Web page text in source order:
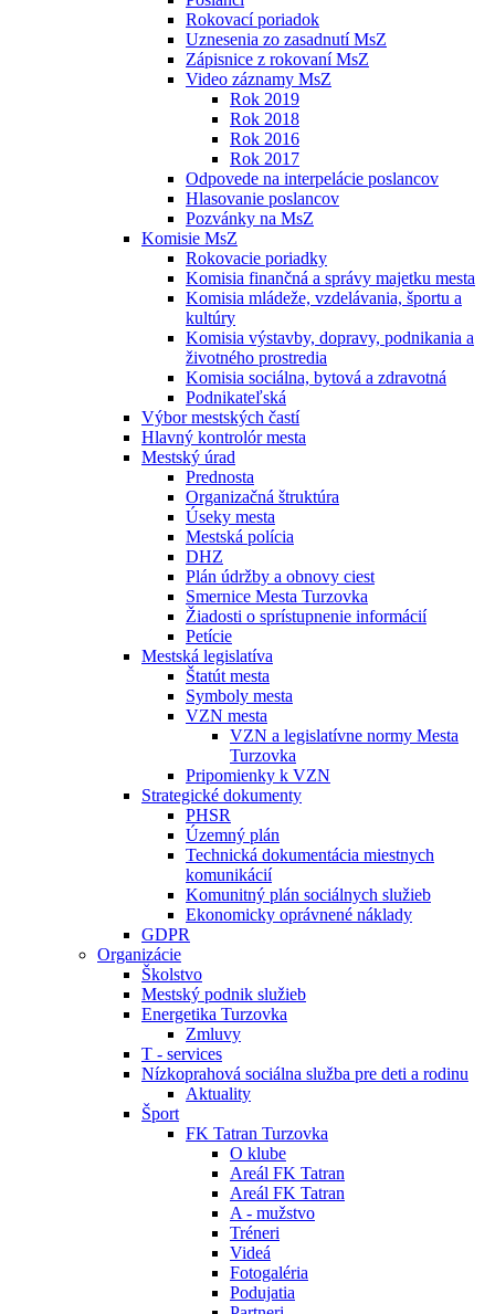
Rokovací poriadok
Uznesenia zo zasadnutí MsZ
Zápisnice z rokovaní MsZ
Video záznamy MsZ
Rok 2019
Rok 2018
Rok 2016
Rok 2017
Odpovede na interpelácie poslancov
Hlasovanie poslancov
Pozvánky na MsZ
Komisie MsZ
Rokovacie poriadky
Komisia finančná a správy majetku mesta
Komisia mládeže, vzdelávania, športu a
kultúry
Komisia výstavby, dopravy, podnikania a
životného prostredia
Komisia sociálna, bytová a zdravotná
Podnikateľská
Výbor mestských častí
Hlavný kontrolór mesta
Mestský úrad
Prednosta
Organizačná štruktúra
Úseky mesta
Mestská polícia
DHZ
Plán údržby a obnovy ciest
Smernice Mesta Turzovka
Žiadosti o sprístupnenie informácií
Petície
Mestská legislatíva
Štatút mesta
Symboly mesta
VZN mesta
VZN a legislatívne normy Mesta
Turzovka
Pripomienky k VZN
Strategické dokumenty
PHSR
Územný plán
Technická dokumentácia miestnych
komunikácií
Komunitný plán sociálnych služieb
Ekonomicky oprávnené náklady
GDPR
Organizácie
Školstvo
Mestský podnik služieb
Energetika Turzovka
Zmluvy
T - services
Nízkoprahová sociálna služba pre deti a rodinu
Aktuality
Šport
FK Tatran Turzovka
O klube
Areál FK Tatran
Areál FK Tatran
A - mužstvo
Tréneri
Videá
Fotogaléria
Podujatia